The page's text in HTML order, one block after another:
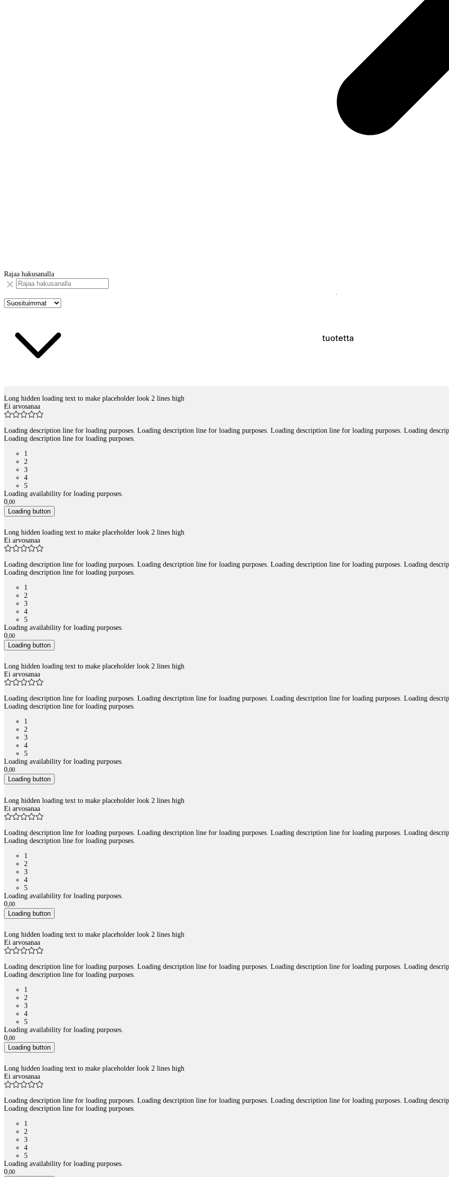
Rajaa hakusanalla
tuotetta
Tuotelistaus
Long hidden loading text to make placeholder look 2 lines high
Ei arvosanaa
Loading description line for loading purposes. Loading description line for loading purposes. Loading description line for loading purposes. Loading
Loading description line for loading purposes.
1
2
3
4
5
Loading availability for loading purposes.
0 00
Loading button
Long hidden loading text to make placeholder look 2 lines high
Ei arvosanaa
Loading description line for loading purposes. Loading description line for loading purposes. Loading description line for loading purposes. Loading
Loading description line for loading purposes.
1
2
3
4
5
Loading availability for loading purposes.
0,00
Loading button
Long hidden loading text to make placeholder look 2 lines high
Ei arvosanaa
Loading description line for loading purposes. Loading description line for loading purposes. Loading description line for loading purposes. Loading
Loading description line for loading purposes.
1
2
3
4
5
Loading availability for loading purposes.
0,00
Loading button
Long hidden loading text to make placeholder look 2 lines high
Ei arvosanaa
Loading description line for loading purposes. Loading description line for loading purposes. Loading description line for loading purposes. Loading
Loading description line for loading purposes.
1
2
3
4
5
Loading availability for loading purposes.
0,00
Loading button
Long hidden loading text to make placeholder look 2 lines high
Ei arvosanaa
Loading description line for loading purposes. Loading description line for loading purposes. Loading description line for loading purposes. Loading
Loading description line for loading purposes.
1
2
3
4
5
Loading availability for loading purposes.
0,00
Loading button
Long hidden loading text to make placeholder look 2 lines high
Ei arvosanaa
Loading description line for loading purposes. Loading description line for loading purposes. Loading description line for loading purposes. Loading
Loading description line for loading purposes.
1
2
3
4
5
Loading availability for loading purposes.
0,00